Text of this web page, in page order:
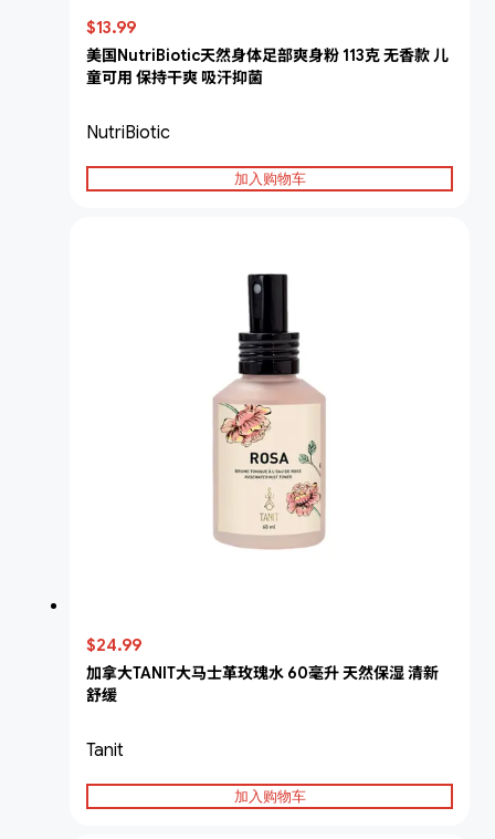
$13.99
美国NutriBiotic天然身体足部爽身粉 113克 无香款 儿
童可用 保持干爽 吸汗抑菌
NutriBiotic
加入购物车
$24.99
加拿大TANIT大马士革玫瑰水 60毫升 天然保湿 清新
舒缓
Tanit
加入购物车